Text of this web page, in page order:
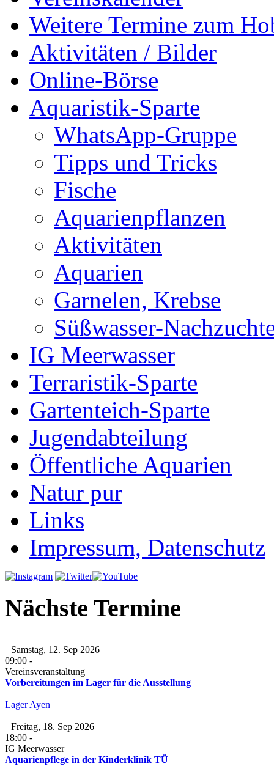
Weitere Termine zum
Aktivitäten / Bilder
Online-Börse
Aquaristik-Sparte
WhatsApp-Gruppe
Tipps und Tricks
Fische
Aquarienpflanzen
Aktivitäten
Aquarien
Garnelen, Krebse
Süßwasser-
IG Meerwasser
Terraristik-Sparte
Gartenteich-Sparte
Jugendabteilung
Öffentliche Aquarien
Natur pur
Links
Impressum, Datenschutz
Nächste Termine
Samstag, 12. Sep 2026
09:00 -
Vereinsveranstaltung
Vorbereitungen im Lager für die Ausstellung
Lager Ayen
Freitag, 18. Sep 2026
18:00 -
IG Meerwasser
Aquarienpflege in der Kinderklinik TÜ